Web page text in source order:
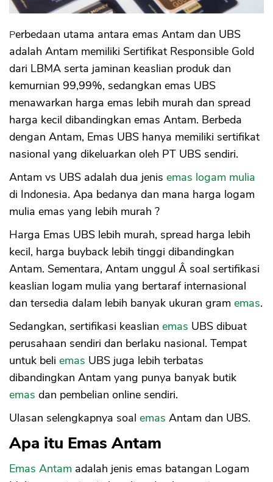
Perbedaan utama antara emas Antam dan UBS
adalah Antam memiliki Sertifikat Responsible Gold
dari LBMA serta jaminan keaslian produk dan
kemurnian 99,99%, sedangkan emas UBS
menawarkan harga emas lebih murah dan spread
harga kecil dibandingkan emas Antam. Berbeda
dengan Antam, Emas UBS hanya memiliki sertifikat
nasional yang dikeluarkan oleh PT UBS sendiri.
Antam vs UBS adalah dua jenis emas logam mulia
di Indonesia. Apa bedanya dan mana harga logam
mulia emas yang lebih murah ?
Harga Emas UBS lebih murah, spread harga lebih
kecil, harga buyback lebih tinggi dibandingkan
Antam. Sementara, Antam unggul Â soal sertifikasi
keaslian logam mulia yang bertaraf internasional
dan tersedia dalam lebih banyak ukuran gram emas.
Sedangkan, sertifikasi keaslian emas UBS dibuat
perusahaan sendiri dan berlaku nasional. Tempat
untuk beli emas UBS juga lebih terbatas
dibandingkan Antam yang punya banyak butik
emas dan pembelian online sendiri.
Ulasan selengkapnya soal emas Antam dan UBS.
Apa itu Emas Antam
Emas Antam adalah jenis emas batangan Logam